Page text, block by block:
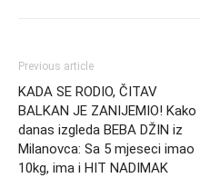
Previous article
KADA SE RODIO, ČITAV
BALKAN JE ZANIJEMIO! Kako
danas izgleda BEBA DŽIN iz
Milanovca: Sa 5 mjeseci imao
10kg, ima i HIT NADIMAK